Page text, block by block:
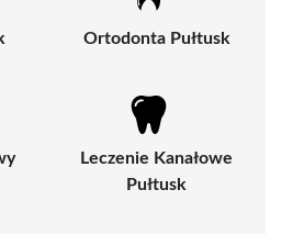
Ortodonta Pułtusk
Leczenie Kanałowe
Pułtusk